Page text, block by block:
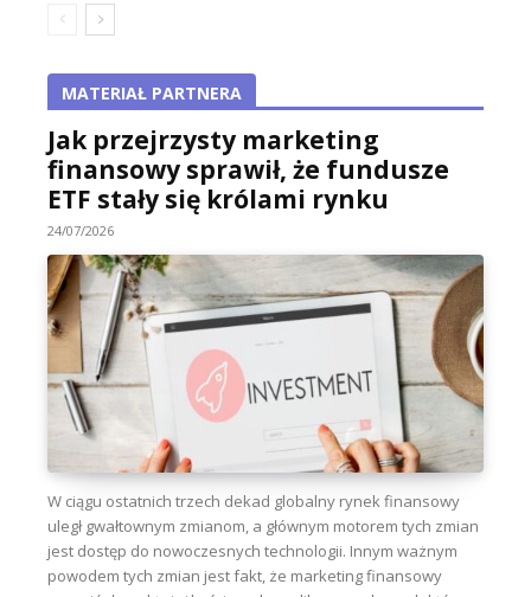
MATERIAŁ PARTNERA
Jak przejrzysty marketing
finansowy sprawił, że fundusze
ETF stały się królami rynku
24/07/2026
W ciągu ostatnich trzech dekad globalny rynek finansowy
uległ gwałtownym zmianom, a głównym motorem tych zmian
jest dostęp do nowoczesnych technologii. Innym ważnym
powodem tych zmian jest fakt, że marketing finansowy